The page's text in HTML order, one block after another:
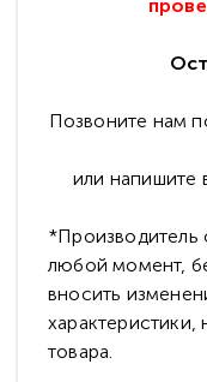
Позвоните нам
или напишите
*Производитель
любой момент,
вносить
товара.